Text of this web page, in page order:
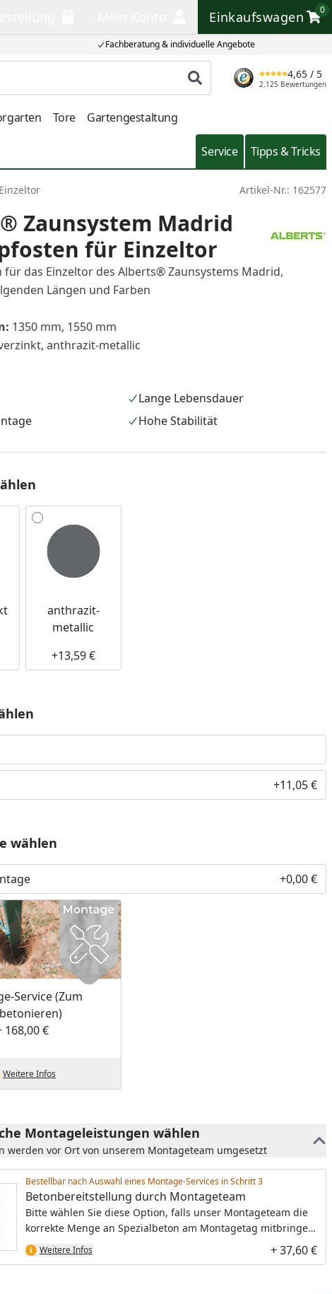
Fachberatung & individuelle Angebote
Einkaufswagen
0
Einkaufswagen
Produkt suchen
4,65 / 5
2.125 Bewertungen
Tore Gartengestaltung
Service Tipps & Tricks
Artikel-Nr.: 162577
Zaunsystem Madrid
für Einzeltor
für das Einzeltor des Alberts® Zaunsystems Madrid,
Längen und Farben
1350 mm, 1550 mm
anthrazit-metallic
Lange Lebensdauer
Hohe Stabilität
anthrazit-
metallic
+13,59 €
+11,05 €
wählen
+0,00 €
Service (Zum
168,00 €
Weitere Infos
Montageleistungen wählen
werden vor Ort von unserem Montageteam umgesetzt
Bestellbar nach Auswahl eines Montage-Services in Schritt
Betonbereitstellung durch Montageteam
Bitte wählen Sie diese Option, falls unser Montageteam die
korrekte Menge an Spezialbeton am Montagetag mitbringen
soll. Der Preis umfasst den Spezialbeton, den Transport zur
Baustelle sowie die Entsorgung des entstehenden Abfalls.
Weitere Infos + 37,60 €